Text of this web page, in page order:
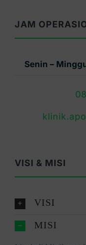
JAM
Senin –
VISI & MISI
VISI
MISI